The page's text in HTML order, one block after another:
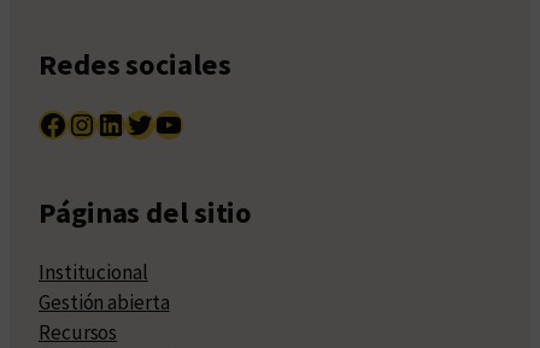
Redes sociales
Facebook InstagramLinkedIn Twitter YouTube
Páginas del sitio
Institucional
Gestión abierta
Recursos